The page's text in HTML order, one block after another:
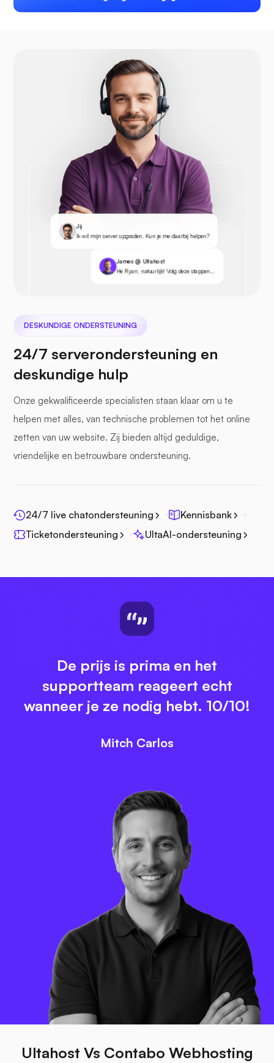
Jij
Ik wil mijn server upgraden. Kun je me daarbij helpen?
James @ Ultahost
Hé Ryan, natuurlijk! Volg deze stappen...
DESKUNDIGE ONDERSTEUNING
24/7 serverondersteuning en
deskundige hulp
Onze gekwalificeerde specialisten staan klaar om u te
helpen met alles, van technische problemen tot het online
zetten van uw website. Zij bieden altijd geduldige,
vriendelijke en betrouwbare ondersteuning.
24/7 live chatondersteuning
Kennisbank
Ticketondersteuning
UltaAI-ondersteuning
De prijs is prima en het
supportteam reageert echt
wanneer je ze nodig hebt. 10/10!
Mitch Carlos
Ultahost Vs Contabo Webhosting